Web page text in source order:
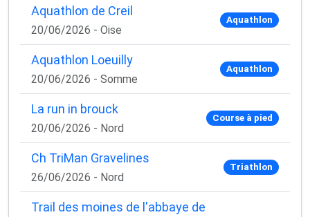
Aquathlon de Creil
20/06/2026 - Oise
Aquathlon
Aquathlon Loeuilly
20/06/2026 - Somme
Aquathlon
La run in brouck
20/06/2026 - Nord
Course à pied
Ch TriMan Gravelines
26/06/2026 - Nord
Triathlon
Trail des moines de l'abbaye de